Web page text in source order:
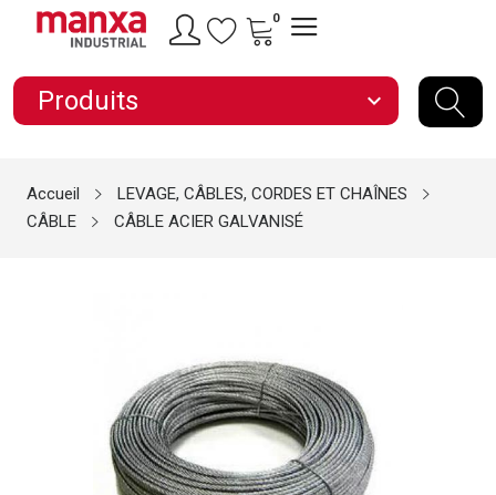
0
Produits expand_more
Accueil
LEVAGE, CÂBLES, CORDES ET CHAÎNES
CÂBLE
CÂBLE ACIER GALVANISÉ